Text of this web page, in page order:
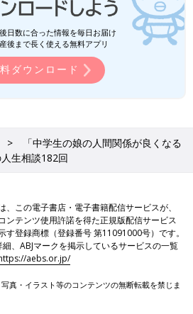
日数に合った情報を毎日お届け
後まで長く使える無料アプリ
ダウンロード
「中学生の娘の人間関係が良くなる
生相談182回
、この電子書店・電子書籍配信サービスが、
ンテンツ使用許諾を得た正規版配信サービス
す登録商標（登録番号 第11091000号）です。
細、ABJマークを掲示しているサービスの一覧
aebs.or.jp/
真・イラスト等のコンテンツの無断転載を禁じま